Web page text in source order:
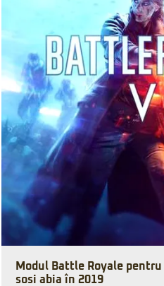
Modul Battle Royale
sosi abia în 2019